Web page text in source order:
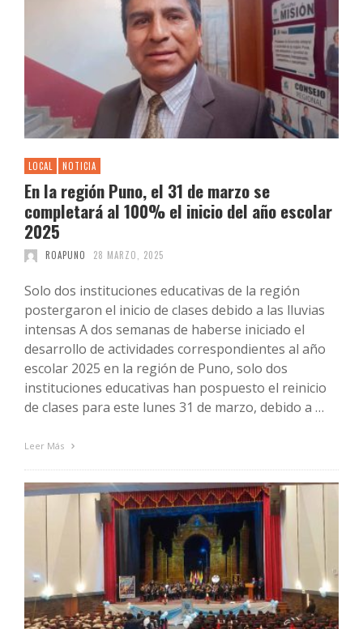
LOCAL NOTICIA
En la región Puno, el 31 de marzo se
completará al 100% el inicio del año escolar
2025
ROAPUNO 28 MARZO, 2025
Solo dos instituciones educativas de la región
postergaron el inicio de clases debido a las lluvias
intensas A dos semanas de haberse iniciado el
desarrollo de actividades correspondientes al año
escolar 2025 en la región de Puno, solo dos
instituciones educativas han pospuesto el reinicio
de clases para este lunes 31 de marzo, debido a …
Leer Más